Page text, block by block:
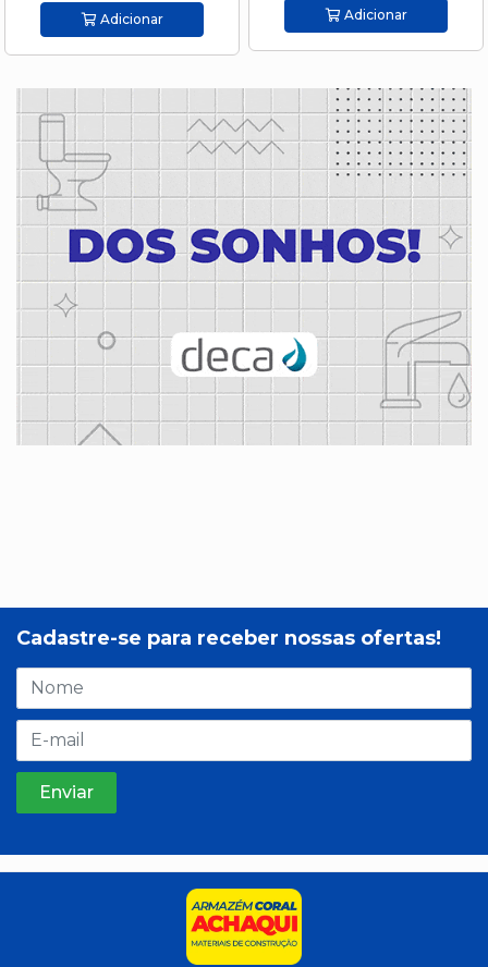
Adicionar Adicionar
Cadastre-se para receber nossas ofertas!